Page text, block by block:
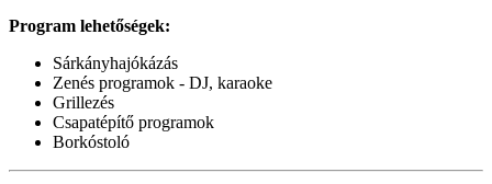
Program lehetőségek:
Sárkányhajókázás
Zenés programok - DJ, karaoke
Grillezés
Csapatépítő programok
Borkóstoló